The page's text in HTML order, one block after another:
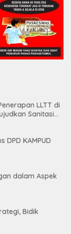
LLTT di
Sanitasi
DPD KAMPUD
dalam Aspek
Bidik